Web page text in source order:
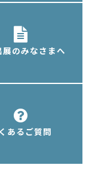
展のみなさまへ
あるご質問